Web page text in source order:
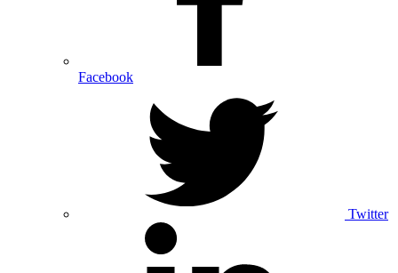
Facebook
Twitter